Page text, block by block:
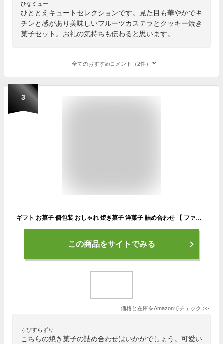
ひなミュー
ひととえキュートセレクションです。見た目も華やかでキ
チンと感があり美味しいフルーツカステラとクッキー焼き
菓子セット。お礼の気持ちも伝わると思います。
全てのおすすめコメント（2件）
3
ギフト お菓子 個包装 おしゃれ 焼き菓子 洋菓子 詰め合わせ 【 ファクトリーシン 森のスイーツ工房 】 スイーツ デザート ご褒美 お祝い 贈り物 手土産 プレゼント 贈答 お中元 自宅用 お取り寄せ ～ 焼き菓子11個入り ～
この商品をサイトでみる
価格と在庫をAmazonでチェック >>
らぴすらずり
こちらの焼き菓子の詰め合わせはいかがでしょう。可愛い